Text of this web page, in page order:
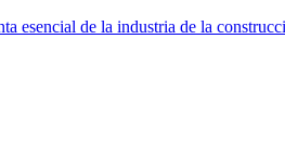
esencial de la industria de la